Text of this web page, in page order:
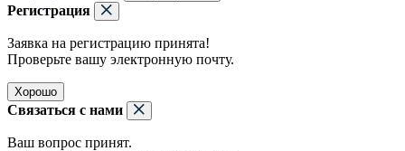
Регистрация
Заявка на регистрацию принята!
Проверьте вашу электронную почту.
Хорошо
Связаться с нами
Ваш вопрос принят.